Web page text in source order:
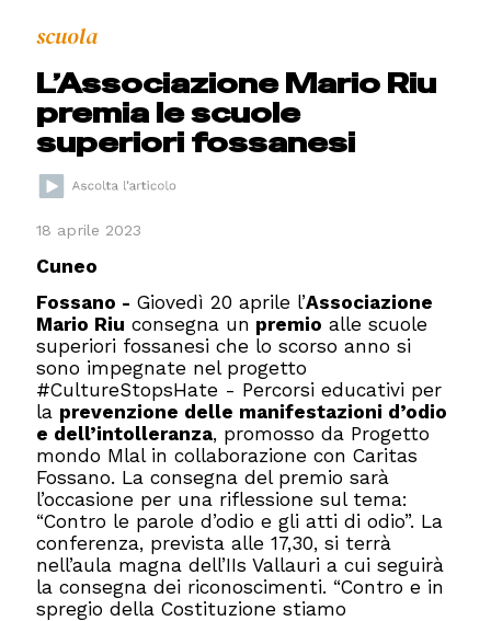
scuola
L’Associazione Mario Riu
premia le scuole
superiori fossanesi
18 aprile 2023
Cuneo
Fossano - Giovedì 20 aprile l’Associazione
Mario Riu consegna un premio alle scuole
superiori fossanesi che lo scorso anno si
sono impegnate nel progetto
#CultureStopsHate - Percorsi educativi per
la prevenzione delle manifestazioni d’odio
e dell’intolleranza, promosso da Progetto
mondo Mlal in collaborazione con Caritas
Fossano. La consegna del premio sarà
l’occasione per una riflessione sul tema:
“Contro le parole d’odio e gli atti di odio”. La
conferenza, prevista alle 17,30, si terrà
nell’aula magna dell’IIs Vallauri a cui seguirà
la consegna dei riconoscimenti. “Contro e in
spregio della Costituzione stiamo